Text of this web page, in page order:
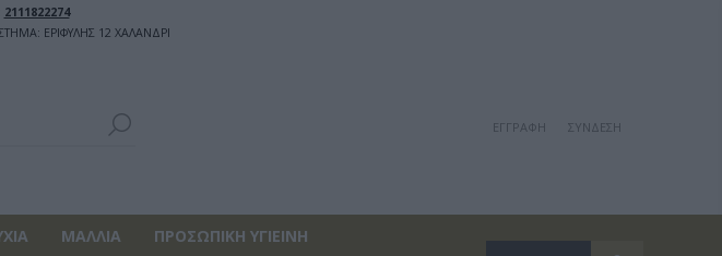
2111822274
ΕΡΙΦΥΛΗΣ 12 ΧΑΛΑΝΔΡΙ
ΕΓΓΡΑΦΉ ΣΎΝΔΕΣΗ
ΜΑΛΛΙΑ
ΠΡΟΣΩΠΙΚΗ ΥΓΙΕΙΝΗ